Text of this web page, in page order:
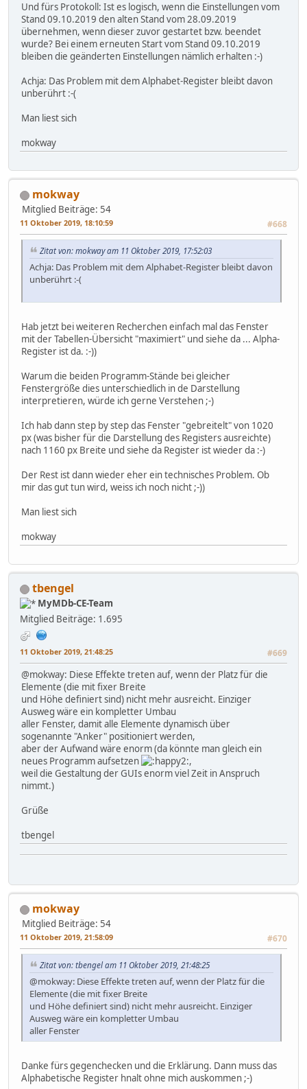
Und fürs Protokoll: Ist es logisch, wenn die Einstellungen vom
Stand 09.10.2019 den alten Stand vom 28.09.2019
übernehmen, wenn dieser zuvor gestartet bzw. beendet
wurde? Bei einem erneuten Start vom Stand 09.10.2019
bleiben die geänderten Einstellungen nämlich erhalten :-)
Achja: Das Problem mit dem Alphabet-Register bleibt davon
unberührt :-(
Man liest sich
mokway
mokway
Mitglied Beiträge: 54
11 Oktober 2019, 18:10:59 #668
Zitat von: mokway am 11 Oktober 2019, 17:52:03
Achja: Das Problem mit dem Alphabet-Register bleibt davon
unberührt :-(
Hab jetzt bei weiteren Recherchen einfach mal das Fenster
mit der Tabellen-Übersicht "maximiert" und siehe da ... Alpha-
Register ist da. :-))
Warum die beiden Programm-Stände bei gleicher
Fenstergröße dies unterschiedlich in de Darstellung
interpretieren, würde ich gerne Verstehen ;-)
Ich hab dann step by step das Fenster "gebreitelt" von 1020
px (was bisher für die Darstellung des Registers ausreichte)
nach 1160 px Breite und siehe da Register ist wieder da :-)
Der Rest ist dann wieder eher ein technisches Problem. Ob
mir das gut tun wird, weiss ich noch nicht ;-))
Man liest sich
mokway
tbengel
MyMDb-CE-Team
Mitglied Beiträge: 1.695
11 Oktober 2019, 21:48:25 #669
@mokway: Diese Effekte treten auf, wenn der Platz für die
Elemente (die mit fixer Breite
und Höhe definiert sind) nicht mehr ausreicht. Einziger
Ausweg wäre ein kompletter Umbau
aller Fenster, damit alle Elemente dynamisch über
sogenannte "Anker" positioniert werden,
aber der Aufwand wäre enorm (da könnte man gleich ein
neues Programm aufsetzen
,
weil die Gestaltung der GUIs enorm viel Zeit in Anspruch
nimmt.)
Grüße
tbengel
mokway
Mitglied Beiträge: 54
11 Oktober 2019, 21:58:09 #670
Zitat von: tbengel am 11 Oktober 2019, 21:48:25
@mokway: Diese Effekte treten auf, wenn der Platz für die
Elemente (die mit fixer Breite
und Höhe definiert sind) nicht mehr ausreicht. Einziger
Ausweg wäre ein kompletter Umbau
aller Fenster
Danke fürs gegenchecken und die Erklärung. Dann muss das
Alphabetische Register hnalt ohne mich auskommen ;-)